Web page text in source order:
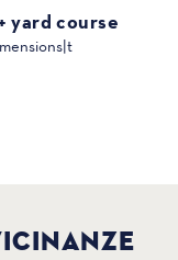
yard course